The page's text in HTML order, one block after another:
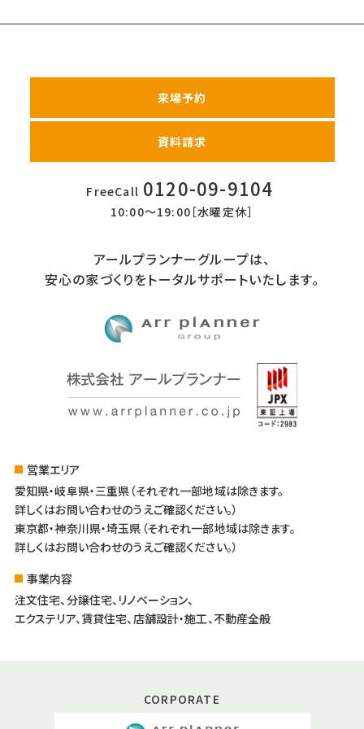
来場予約
資料請求
FreeCall 0120-09-9104
10:00〜19:00［水曜定休］
アールプランナーグループは、
安心の家づくりをトータルサポートいたします。
営業エリア
愛知県・岐阜県・三重県（それぞれ一部地域は除きます。
詳しくはお問い合わせのうえご確認ください。）
東京都・神奈川県・埼玉県（それぞれ一部地域は除きます。
詳しくはお問い合わせのうえご確認ください。）
事業内容
注文住宅、分譲住宅、リノベーション、
エクステリア、賃貸住宅、店舗設計・施工、不動産全般
CORPORATE